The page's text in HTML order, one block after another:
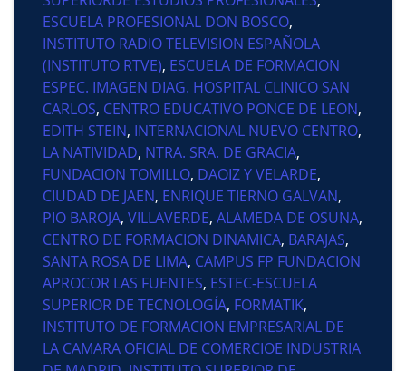
ESCUELA PROFESIONAL DON BOSCO,
INSTITUTO RADIO TELEVISION ESPAÑOLA
(INSTITUTO RTVE), ESCUELA DE FORMACION
ESPEC. IMAGEN DIAG. HOSPITAL CLINICO SAN
CARLOS, CENTRO EDUCATIVO PONCE DE LEON,
EDITH STEIN, INTERNACIONAL NUEVO CENTRO,
LA NATIVIDAD, NTRA. SRA. DE GRACIA,
FUNDACION TOMILLO, DAOIZ Y VELARDE,
CIUDAD DE JAEN, ENRIQUE TIERNO GALVAN,
PIO BAROJA, VILLAVERDE, ALAMEDA DE OSUNA,
CENTRO DE FORMACION DINAMICA, BARAJAS,
SANTA ROSA DE LIMA, CAMPUS FP FUNDACION
APROCOR LAS FUENTES, ESTEC-ESCUELA
SUPERIOR DE TECNOLOGÍA, FORMATIK,
INSTITUTO DE FORMACION EMPRESARIAL DE
LA CAMARA OFICIAL DE COMERCIOE INDUSTRIA